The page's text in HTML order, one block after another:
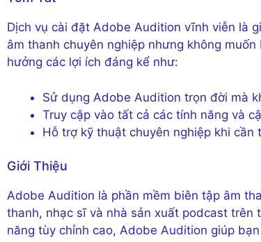
Dịch vụ cài đặt Adobe Audition vĩnh viễn là
âm thanh chuyên nghiệp nhưng không
hưởng các lợi ích đáng kể như:
Sử dụng Adobe Audition trọn đời mà
Truy cập vào tất cả các tính năng và
Hỗ trợ kỹ thuật chuyên nghiệp khi cần
Giới Thiệu
Adobe Audition là phần mềm biên tập âm
thanh, nhạc sĩ và nhà sản xuất podcast trên
năng tùy chỉnh cao, Adobe Audition giúp